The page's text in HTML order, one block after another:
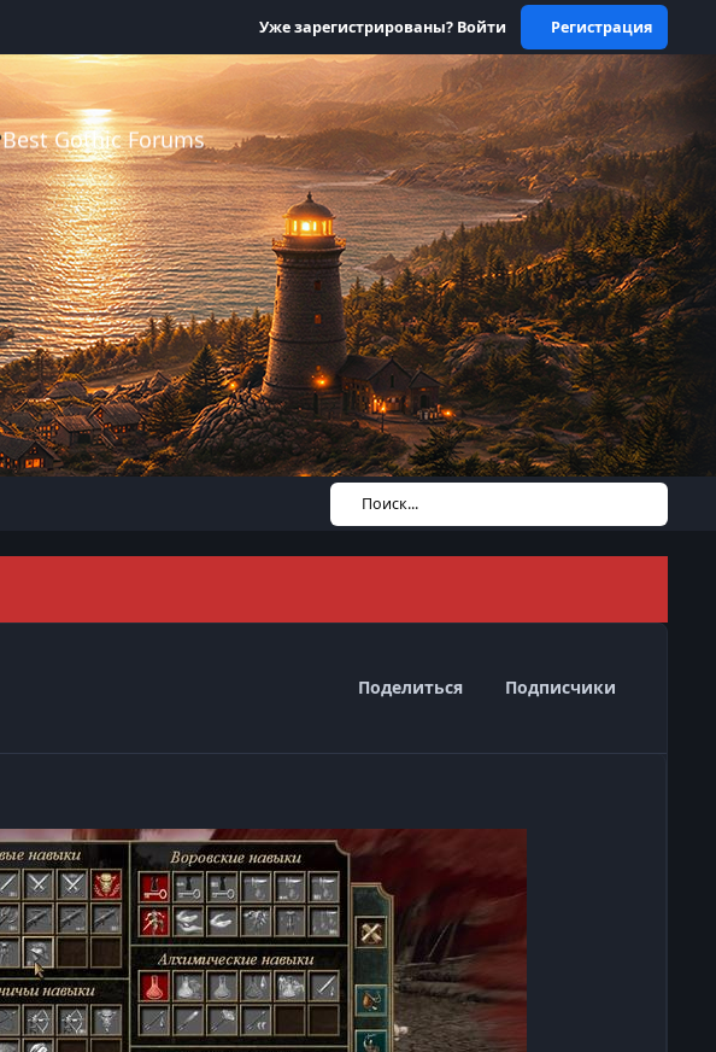
Уже зарегистрированы? Войти Регистрация
Best Gothic Forums
Поиск...
Поделиться Подписчики